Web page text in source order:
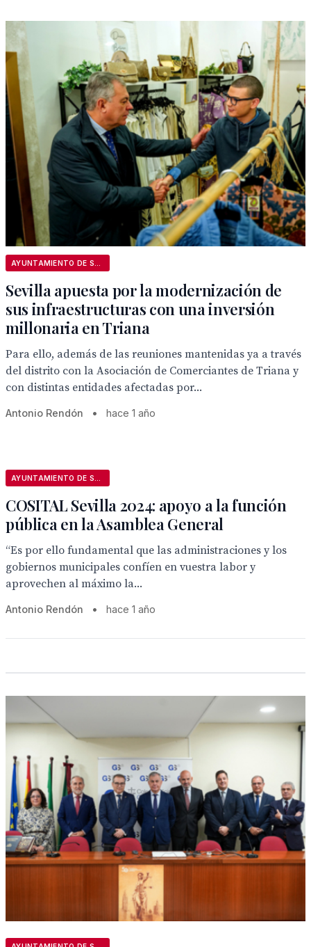
Sevilla apuesta por la modernización de
sus infraestructuras con una inversión
millonaria en Triana
Para ello, además de las reuniones mantenidas ya a través
del distrito con la Asociación de Comerciantes de Triana y
con distintas entidades afectadas por...
Antonio Rendón • hace 1 año
COSITAL Sevilla 2024: apoyo a la función
pública en la Asamblea General
“Es por ello fundamental que las administraciones y los
gobiernos municipales confíen en vuestra labor y
aprovechen al máximo la...
Antonio Rendón • hace 1 año